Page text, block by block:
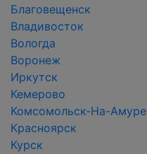
Благовещенск
Владивосток
Вологда
Воронеж
Иркутск
Кемерово
Комсомольск-На-Амуре
Красноярск
Курск